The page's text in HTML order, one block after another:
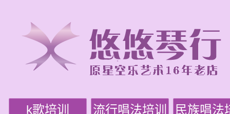
k歌培训 流行唱法培训 民族唱法